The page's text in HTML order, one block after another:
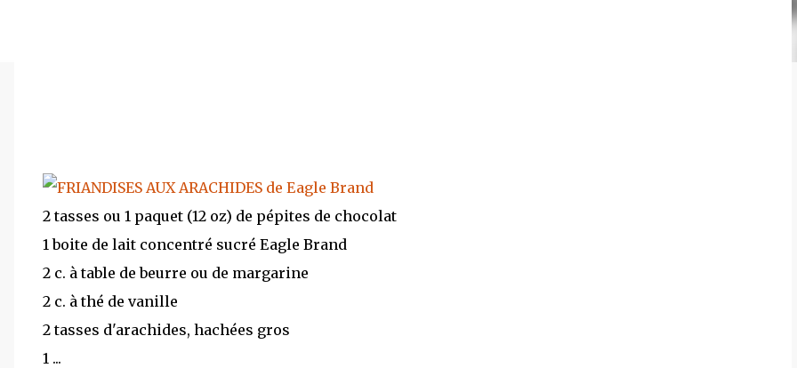
2 tasses ou 1 paquet (12 oz) de pépites de chocolat
1 boite de lait concentré sucré Eagle Brand
2 c. à table de beurre ou de margarine
2 c. à thé de vanille
2 tasses d'arachides, hachées gros
1 ...